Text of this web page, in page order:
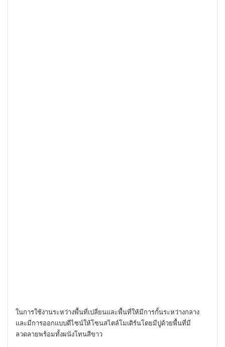
ในการใช้งานระหว่างพื้นที่เปลี่ยนและพื้นที่ให้มีการกั้นระหว่างกลาง
และมีการออกแบบดีไซน์ให้โซนสไตล์โมเดิร์นโดยมีปูด้วยพื้นที่มี
ลวดลายพร้อมทั้งผนังโทนสีขาว